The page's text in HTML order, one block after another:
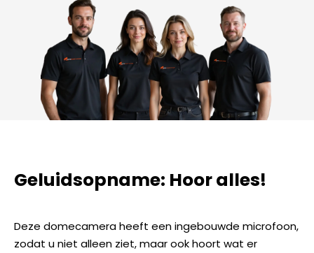
Geluidsopname: Hoor alles!
Deze domecamera heeft een ingebouwde microfoon,
zodat u niet alleen ziet, maar ook hoort wat er